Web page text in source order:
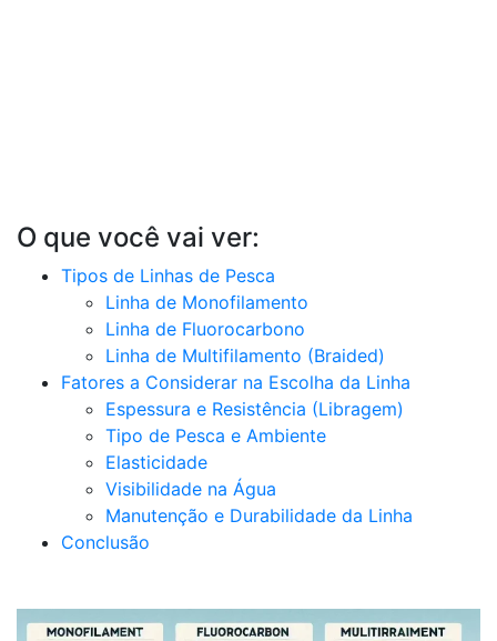
O que você vai ver:
Tipos de Linhas de Pesca
Linha de Monofilamento
Linha de Fluorocarbono
Linha de Multifilamento (Braided)
Fatores a Considerar na Escolha da Linha
Espessura e Resistência (Libragem)
Tipo de Pesca e Ambiente
Elasticidade
Visibilidade na Água
Manutenção e Durabilidade da Linha
Conclusão